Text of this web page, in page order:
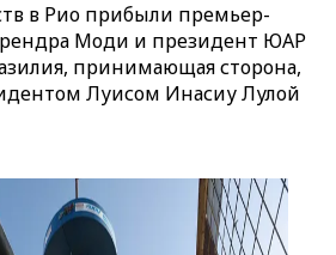
в Рио прибыли премьер-
Моди и президент ЮАР
принимающая сторона,
Луисом Инасиу Лулой